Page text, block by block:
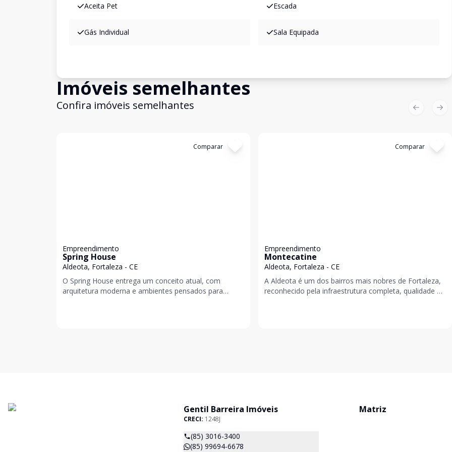
Aceita Pet Escada
Gás Individual Sala Equipada
Imóveis semelhantes
Confira imóveis semelhantes
Comparar
Empreendimento
Spring House
Aldeota, Fortaleza - CE
O Spring House entrega um conceito atual, com
arquitetura moderna e ambientes pensados para
Comparar
Empreendimento
Montecatine
Aldeota, Fortaleza - CE
A Aldeota é um dos bairros mais nobres de Fortaleza,
reconhecido pela infraestrutura completa, qualidade de
Previous
Gentil Barreira Imóveis
CRECI: 1248J
(85) 3016-3400
(85) 99694-6678
Matriz